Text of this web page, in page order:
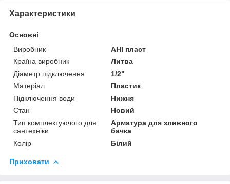
Характеристики
Основні
Виробник
АНІ пласт
Країна виробник
Литва
Діаметр підключення
1/2"
Матеріал
Пластик
Підключення води
Нижня
Стан
Новий
Тип комплектуючого для
сантехніки
Арматура для зливного
бачка
Колір
Білий
Приховати